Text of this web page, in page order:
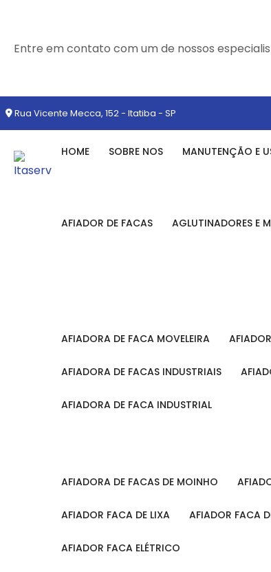
Entre em contato com um de nossos
Rua Vicente Mecca, 152 - Itatiba - SP
HOME SOBRE NOS MANUTENÇÃO E
AFIADOR DE FACAS AGLUTINADORES E
AFIADORA DE FACA MOVELEIRA
AFIADORA DE FACAS INDUSTRIAIS
AFIADORA DE FACA INDUSTRIAL
AFIADORA DE FACAS DE MOINHO
AFIADOR FACA DE LIXA AFIADOR FACA
AFIADOR FACA ELÉTRICO